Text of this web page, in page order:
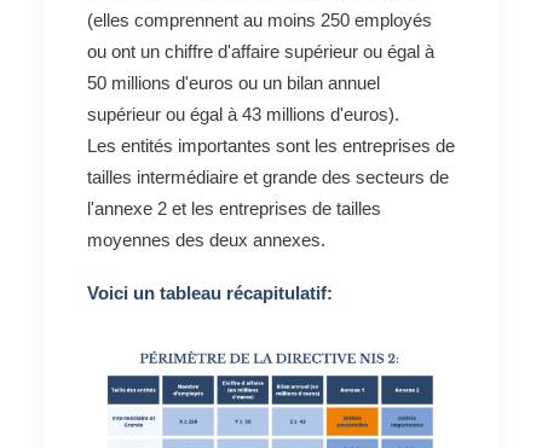
(elles comprennent au moins 250 employés
ou ont un chiffre d'affaire supérieur ou égal à
50 millions d'euros ou un bilan annuel
supérieur ou égal à 43 millions d'euros).
Les entités importantes sont les entreprises de
tailles intermédiaire et grande des secteurs de
l'annexe 2 et les entreprises de tailles
moyennes des deux annexes.
Voici un tableau récapitulatif: